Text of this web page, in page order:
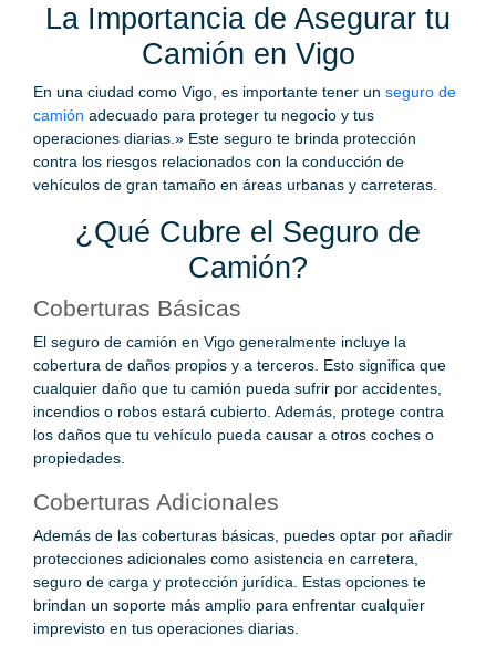
La Importancia de Asegurar tu
Camión en Vigo
En una ciudad como Vigo, es importante tener un seguro de
camión adecuado para proteger tu negocio y tus
operaciones diarias.» Este seguro te brinda protección
contra los riesgos relacionados con la conducción de
vehículos de gran tamaño en áreas urbanas y carreteras.
¿Qué Cubre el Seguro de
Camión?
Coberturas Básicas
El seguro de camión en Vigo generalmente incluye la
cobertura de daños propios y a terceros. Esto significa que
cualquier daño que tu camión pueda sufrir por accidentes,
incendios o robos estará cubierto. Además, protege contra
los daños que tu vehículo pueda causar a otros coches o
propiedades.
Coberturas Adicionales
Además de las coberturas básicas, puedes optar por añadir
protecciones adicionales como asistencia en carretera,
seguro de carga y protección jurídica. Estas opciones te
brindan un soporte más amplio para enfrentar cualquier
imprevisto en tus operaciones diarias.